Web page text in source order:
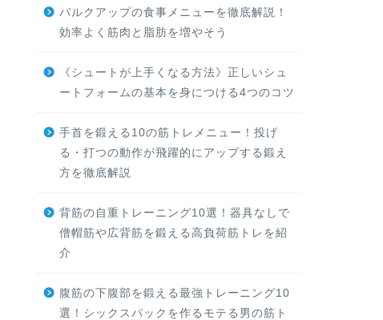
バルクアップの食事メニューを徹底解説！
効率よく筋肉と脂肪を増やそう
《シュートが上手くなる方法》正しいシュ
ートフォームの基本を身につける4つのコツ
手首を鍛える10の筋トレメニュー！投げ
る・打つの動作が飛躍的にアップする鍛え
方を徹底解説
背筋の自重トレーニング10選！器具なしで
僧帽筋や広背筋を鍛える高負荷筋トレを紹
介
腹筋の下腹部を鍛える最強トレーニング10
選！シックスパックを作るモテる男の筋ト